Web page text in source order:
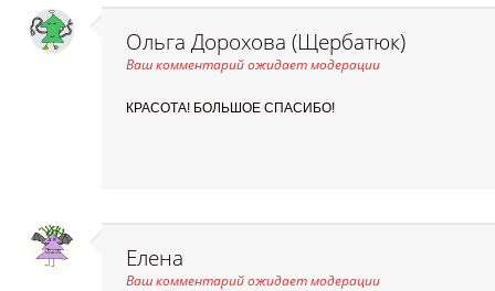
Ольга Дорохова (Щербатюк)
Ваш комментарий ожидает модерации
КРАСОТА! БОЛЬШОЕ СПАСИБО!
Елена
Ваш комментарий ожидает модерации